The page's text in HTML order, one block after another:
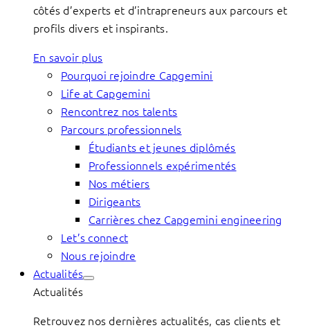
côtés d’experts et d’intrapreneurs aux parcours et
profils divers et inspirants.
En savoir plus
Pourquoi rejoindre Capgemini
Life at Capgemini
Rencontrez nos talents
Parcours professionnels
Étudiants et jeunes diplômés
Professionnels expérimentés
Nos métiers
Dirigeants
Carrières chez Capgemini engineering
Let’s connect
Nous rejoindre
Actualités
Actualités
Retrouvez nos dernières actualités, cas clients et